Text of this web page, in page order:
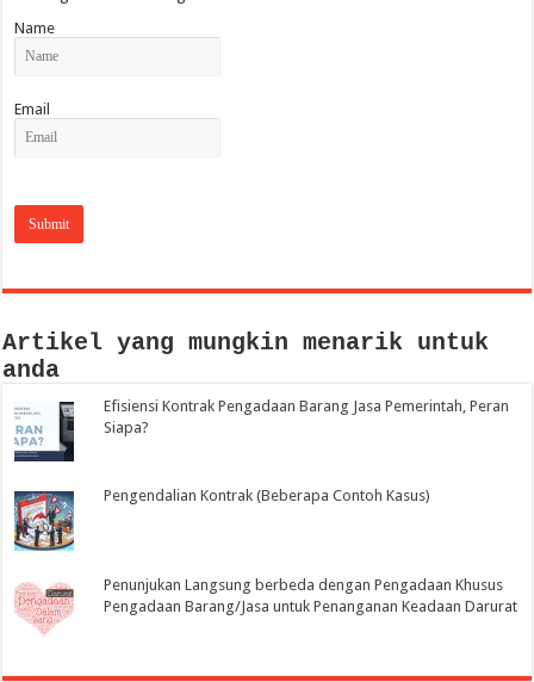
Name
Email
Artikel yang mungkin menarik untuk
anda
Efisiensi Kontrak Pengadaan Barang Jasa Pemerintah, Peran
Siapa?
Pengendalian Kontrak (Beberapa Contoh Kasus)
Penunjukan Langsung berbeda dengan Pengadaan Khusus
Pengadaan Barang/Jasa untuk Penanganan Keadaan Darurat